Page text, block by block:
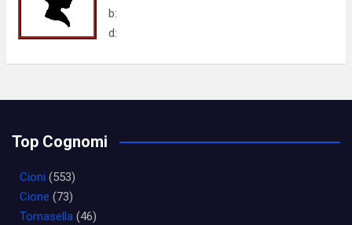
b:
d:
Top Cognomi
Cioni (553)
Cione (73)
Tomasella (46)